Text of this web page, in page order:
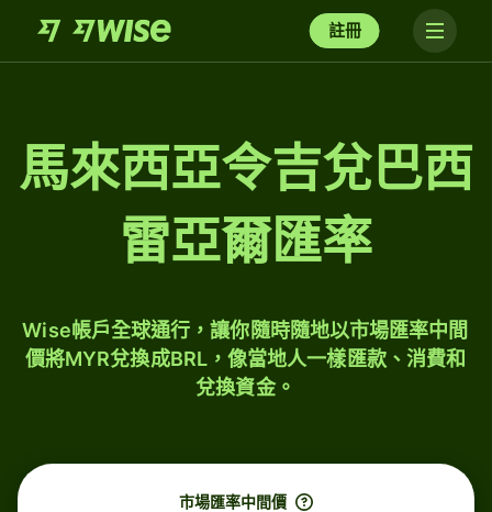
註冊
馬來西亞令吉兌巴西
雷亞爾匯率
Wise帳戶全球通行，讓你隨時隨地以市場匯率中間
價將MYR兌換成BRL，像當地人一樣匯款、消費和
兌換資金。
市場匯率中間價